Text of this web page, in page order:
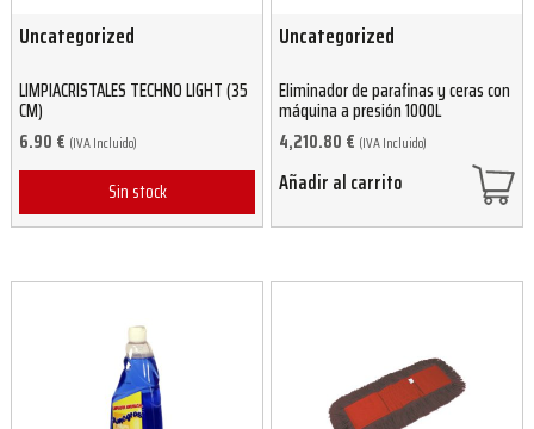
Uncategorized
LIMPIACRISTALES TECHNO LIGHT (35
CM)
6.90 € (IVA Incluido)
Sin stock
Uncategorized
Eliminador de parafinas y ceras con
máquina a presión 1000L
4,210.80 € (IVA Incluido)
Añadir al carrito